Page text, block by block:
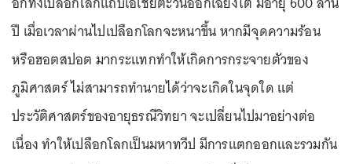
ปี เมื่อเวลาผ่านไปเปลือกโลกจะหนาขึ้น หากมีจุดความร้อน
หรือฮอตสปอต มากระแทกทำให้เกิดการกระจายตัวของ
ภูมิศาสตร์ ไม่สามารถทำนายได้ว่าจะเกิดในจุดใด แต่
ประวัติศาสตร์ของอายุธรณีวิทยา จะเปลี่ยนไปมาอย่างต่อ
เนื่อง ทำให้เปลือกโลกเป็นมหาทวีป มีการแตกออกและรวมกัน